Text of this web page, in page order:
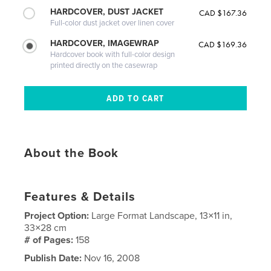
HARDCOVER, DUST JACKET
Full-color dust jacket over linen cover
CAD $167.36
HARDCOVER, IMAGEWRAP
Hardcover book with full-color design
printed directly on the casewrap
CAD $169.36
About the Book
Features & Details
Project Option: Large Format Landscape, 13×11 in,
33×28 cm
# of Pages:158
Publish Date: Nov 16, 2008